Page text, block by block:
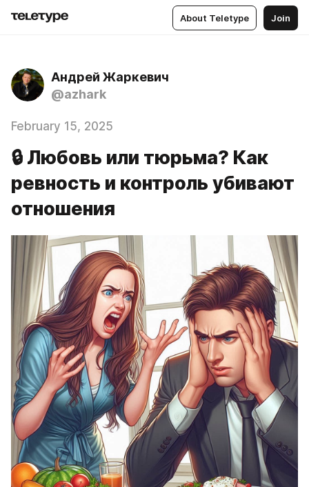
About Teletype Join
Андрей Жаркевич
@azhark
February 15, 2025
🔒 Любовь или тюрьма? Как
ревность и контроль убивают
отношения